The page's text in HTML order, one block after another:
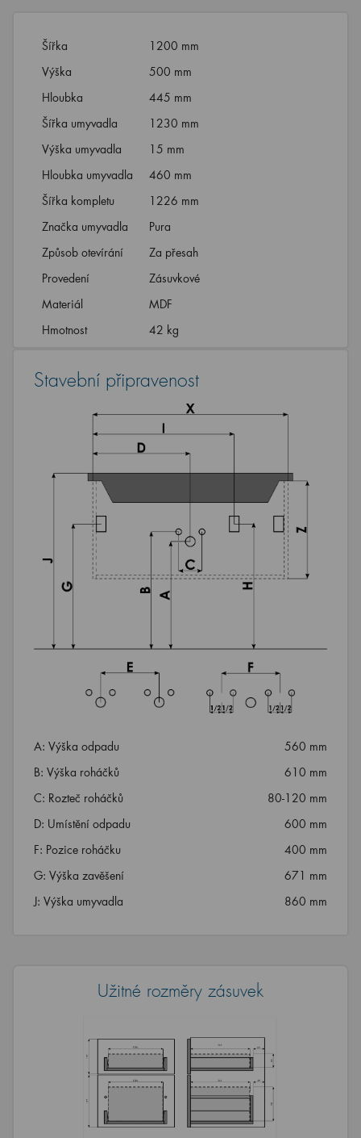
Šířka
1200 mm
Výška
500 mm
Hloubka
445 mm
Šířka umyvadla
1230 mm
Výška umyvadla
15 mm
Hloubka umyvadla
460 mm
Šířka kompletu
1226 mm
Značka umyvadla
Pura
Způsob otevírání
Za přesah
Provedení
Zásuvkové
Materiál
MDF
Hmotnost
42 kg
Stavební připravenost
A: Výška odpadu
560 mm
B: Výška roháčků
610 mm
C: Rozteč roháčků
80-120 mm
D: Umístění odpadu
600 mm
F: Pozice roháčku
400 mm
G: Výška zavěšení
671 mm
J: Výška umyvadla
860 mm
Užitné rozměry zásuvek